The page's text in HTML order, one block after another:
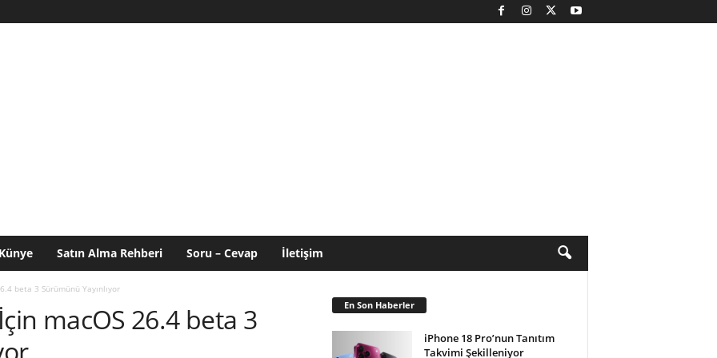
Künye Satın Alma Rehberi Soru – Cevap İletişim
beta 3 Sürümünü Yayınlıyor
macOS 26.4 beta 3
En Son Haberler
iPhone 18 Pro’nun Tanıtım
Takvimi Şekilleniyor